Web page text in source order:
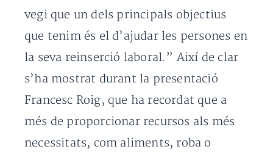
vegi que un dels principals objectius
que tenim és el d’ajudar les persones en
la seva reinserció laboral.” Així de clar
s’ha mostrat durant la presentació
Francesc Roig, que ha recordat que a
més de proporcionar recursos als més
necessitats, com aliments, roba o